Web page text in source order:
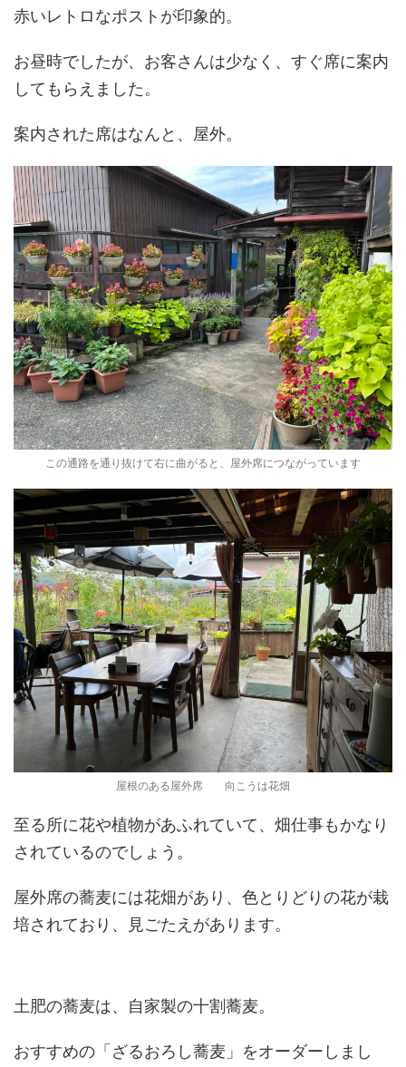
赤いレトロなポストが印象的。
お昼時でしたが、お客さんは少なく、すぐ席に案内
してもらえました。
案内された席はなんと、屋外。
この通路を通り抜けて右に曲がると、屋外席につながっています
屋根のある屋外席 向こうは花畑
至る所に花や植物があふれていて、畑仕事もかなり
されているのでしょう。
屋外席の蕎麦には花畑があり、色とりどりの花が栽
培されており、見ごたえがあります。
土肥の蕎麦は、自家製の十割蕎麦。
おすすめの「ざるおろし蕎麦」をオーダーしまし